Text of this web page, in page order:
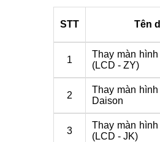
STT Tên
1
Thay màn
(LCD - ZY)
2
Thay màn
Daison
3
Thay màn
(LCD - JK)